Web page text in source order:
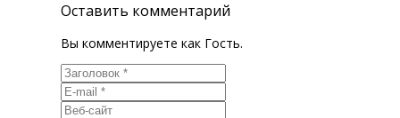
Оставить комментарий
Вы комментируете как Гость.